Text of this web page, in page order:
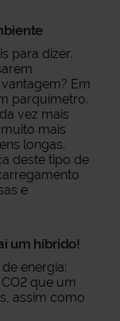
para dizer.
Em
parquímetro.
vez mais
mais
longas.
deste tipo de
e
um híbrido!
energia:
que um
assim como